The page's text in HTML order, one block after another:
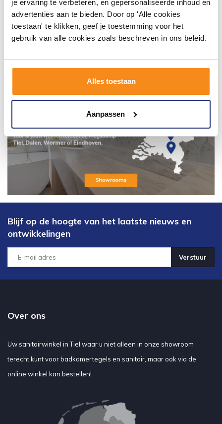
je ervaring te verbeteren, en gepersonaliseerde inhoud en
advertenties aan te bieden. Door op 'Alle cookies
toestaan' te klikken, geef je toestemming voor het
gebruik van alle cookies zoals beschreven in ons beleid.
Alles toestaan
Aanpassen
Blijf op de hoogte van het laatste nieuws en
ontwikkelingen
Verstuur
Over ons
Uw sanitairwinkel in Tiel waar u niet alleen in onze showroom
terecht kunt voor badkamertegels en sanitair, maar ook via de
online winkel kan bestellen!